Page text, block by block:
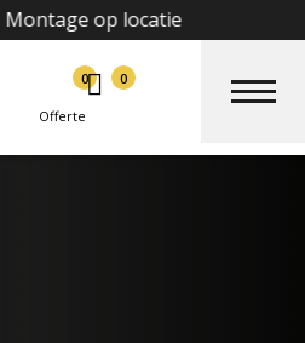
Montage op locatie
0
Offerte
0